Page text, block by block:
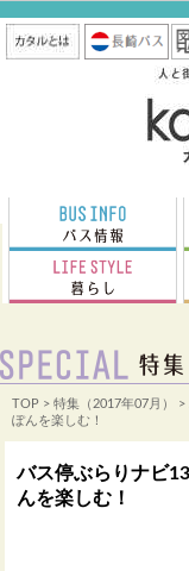
TOP > 特集（2017年07月）
>
ぽんを楽しむ！
バス停ぶらりナビ
んを楽しむ！